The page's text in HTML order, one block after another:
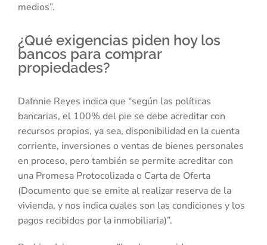
medios”.
¿Qué exigencias piden hoy los
bancos para comprar
propiedades?
Dafnnie Reyes indica que “según las políticas
bancarias, el 100% del pie se debe acreditar con
recursos propios, ya sea, disponibilidad en la cuenta
corriente, inversiones o ventas de bienes personales
en proceso, pero también se permite acreditar con
una Promesa Protocolizada o Carta de Oferta
(Documento que se emite al realizar reserva de la
vivienda, y nos indica cuales son las condiciones y los
pagos recibidos por la inmobiliaria)”.